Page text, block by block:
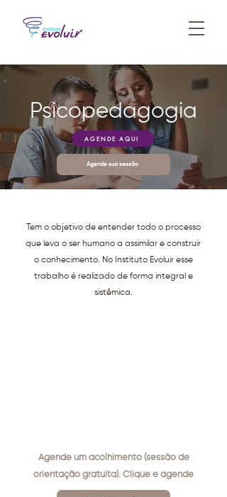
Psicopedagogia
AGENDE AQUI
Agende sua sessão
Tem o objetivo de entender todo o processo
que leva o ser humano a assimilar e construir
o conhecimento. No Instituto Evoluir esse
trabalho é realizado de forma integral e
sistêmica.
Agende um acolhimento (sessão de
orientação gratuita). Clique e agende